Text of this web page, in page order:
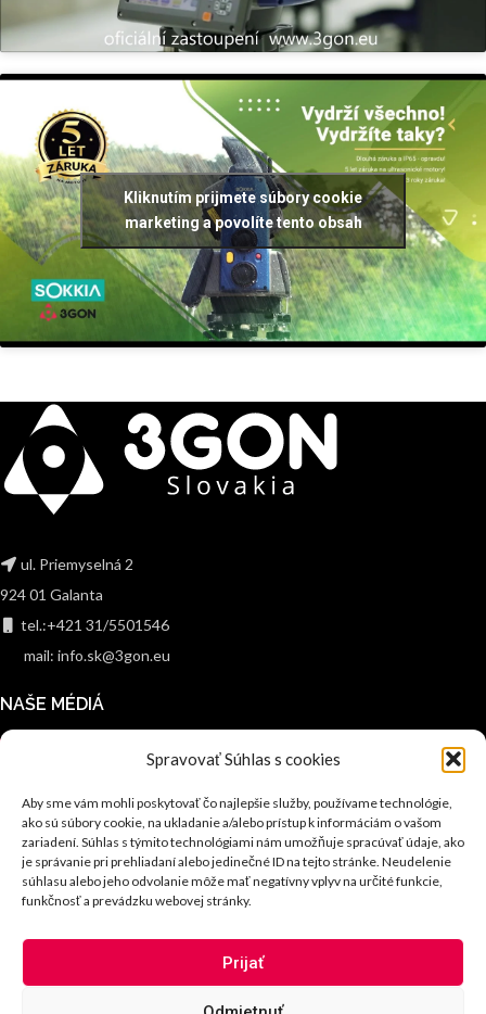
Spravovať Súhlas s cookies
Aby sme vám mohli poskytovať čo najlepšie služby, používame technológie,
ako sú súbory cookie, na ukladanie a/alebo prístup k informáciám o vašom
zariadení. Súhlas s týmito technológiami nám umožňuje spracúvať údaje, ako
je správanie pri prehliadaní alebo jedinečné ID na tejto stránke. Neudelenie
súhlasu alebo jeho odvolanie môže mať negatívny vplyv na určité funkcie,
funkčnosť a prevádzku webovej stránky.
Prijať
Kliknutím prijmete súbory cookie
marketing a povolíte tento obsah
ul. Priemyselná 2
924 01 Galanta
tel.:+421 31/5501546
mail: info.sk@3gon.eu
NAŠE MÉDIÁ
PODPORA A SLUŽBY
Podpora
Servis
Financovanie